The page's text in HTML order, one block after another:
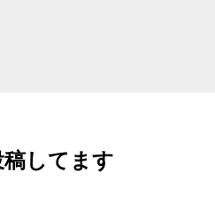
してます